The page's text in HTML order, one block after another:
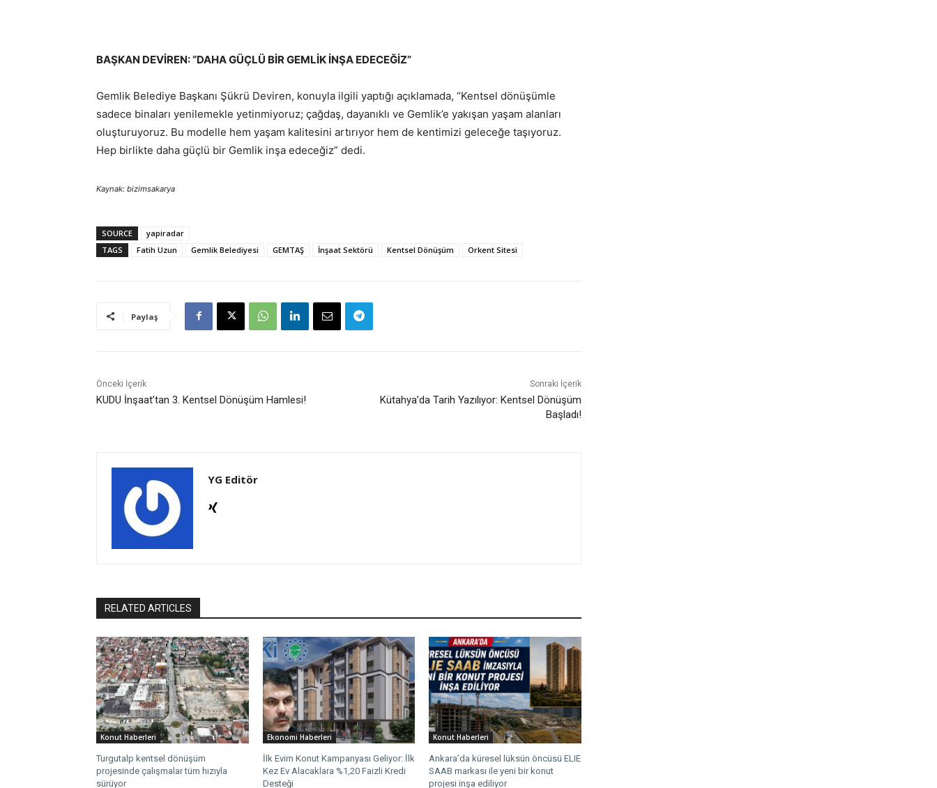
BAŞKAN DEVİREN: “DAHA GÜÇLÜ BİR GEMLİK İNŞA EDECEĞİZ”
Gemlik Belediye Başkanı Şükrü Deviren, konuyla ilgili yaptığı açıklamada, “Kentsel dönüşümle
sadece binaları yenilemekle yetinmiyoruz; çağdaş, dayanıklı ve Gemlik’e yakışan yaşam alanları
oluşturuyoruz. Bu modelle hem yaşam kalitesini artırıyor hem de kentimizi geleceğe taşıyoruz.
Hep birlikte daha güçlü bir Gemlik inşa edeceğiz” dedi.
Kaynak: bizimsakarya
SOURCE
yapiradar
TAGS
Fatih Uzun Gemlik Belediyesi GEMTAŞ İnşaat Sektörü Kentsel Dönüşüm Orkent Sitesi
Paylaş
Önceki İçerik
KUDU İnşaat’tan 3. Kentsel Dönüşüm Hamlesi!
Sonraki İçerik
Kütahya’da Tarih Yazılıyor: Kentsel Dönüşüm
Başladı!
YG Editör
RELATED ARTICLES
Konut Haberleri
Turgutalp kentsel dönüşüm
projesinde çalışmalar tüm hızıyla
sürüyor
Ekonomi Haberleri
İlk Evim Konut Kampanyası Geliyor: İlk
Kez Ev Alacaklara %1,20 Faizli Kredi
Desteği
Konut Haberleri
Ankara’da küresel lüksün öncüsü ELIE
SAAB markası ile yeni bir konut
projesi inşa ediliyor